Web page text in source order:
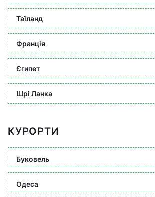
Таїланд
Франція
Єгипет
Шрі Ланка
КУРОРТИ
Буковель
Одеса